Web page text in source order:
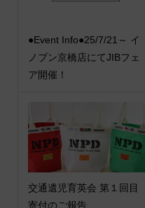
●Event Info●25/7/21～ イ
ノブン京橋店にてJIBフェ
ア開催！
交通遺児育英会 第１回目
寄付のご報告